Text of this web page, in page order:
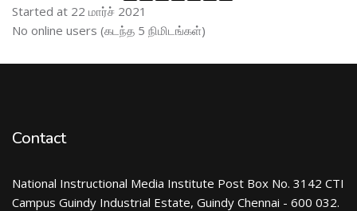
Started at 22 மார்ச் 2021
இணைப்புநிலைப் பயனாளர் ஐத் தவிர்
No online users (கடந்த 5 நிமிடங்கள்)
Contact
National Instructional Media Institute Post Box No. 3142 CTI
Campus Guindy Industrial Estate, Guindy Chennai - 600 032.